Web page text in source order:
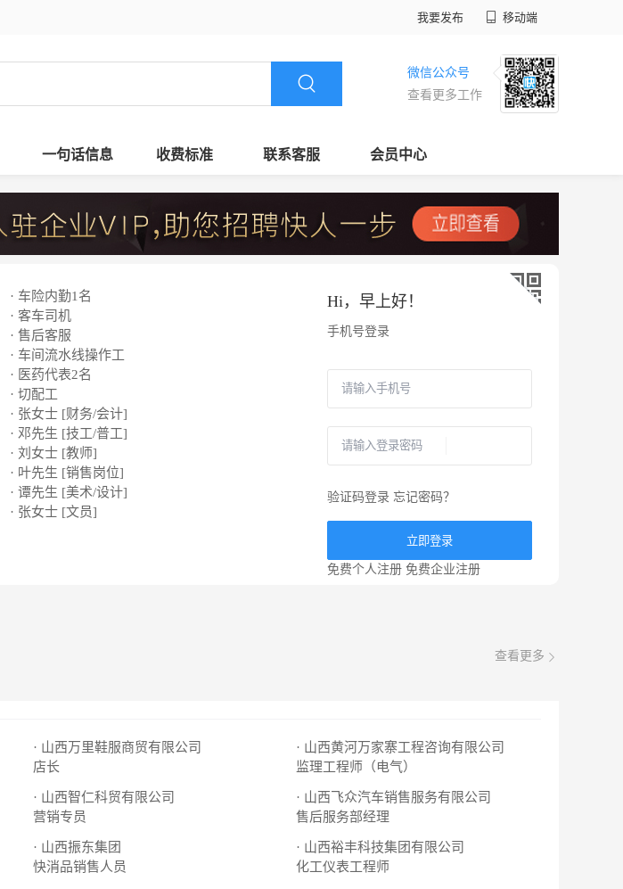
我要发布 移动端
微信公众号
查看更多工作
一句话信息 收费标准 联系客服 会员中心
· 车险内勤1名
· 客车司机
· 售后客服
· 车间流水线操作工
· 医药代表2名
· 切配工
· 张女士 [财务/会计]
· 邓先生 [技工/普工]
· 刘女士 [教师]
· 叶先生 [销售岗位]
· 谭先生 [美术/设计]
· 张女士 [文员]
Hi， 早上好！
手机号登录
验证码登录 忘记密码？
立即登录
免费个人注册 免费企业注册
查看更多
· 山西万里鞋服商贸有限公司
店长
· 山西黄河万家寨工程咨询有限公司
监理工程师（电气）
· 山西智仁科贸有限公司
营销专员
· 山西飞众汽车销售服务有限公司
售后服务部经理
· 山西振东集团
快消品销售人员
· 山西裕丰科技集团有限公司
化工仪表工程师